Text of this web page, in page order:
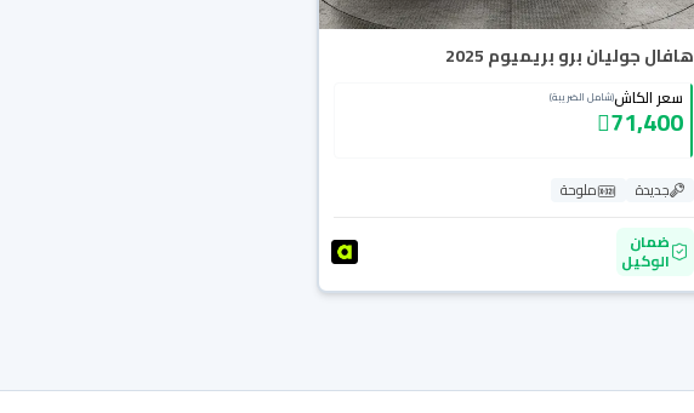
هافال جوليان برو بريميوم 2025
سعر الكاش(شامل الضريبة)
71,400
جديدة
ملوحة
ضمان
الوكيل